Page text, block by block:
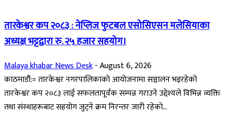
तारकेश्वर कप २०८३ : नेप्लिज फुटबल एसोसिएसन मलेसियाका
अध्यक्ष भट्टद्वारा रु. २५ हजार सहयोग।
Malaya khabar News Desk-August 6, 2026
काठमाडौं:= तारकेश्वर नगरपालिकाको आयोजनामा सञ्चालन भइरहेको
तारकेश्वर कप २०८३ लाई सफलतापूर्वक सम्पन्न गराउने उद्देश्यले विभिन्न व्यक्ति
तथा संस्थाहरूबाट सहयोग जुट्ने क्रम निरन्तर जारी रहेको...